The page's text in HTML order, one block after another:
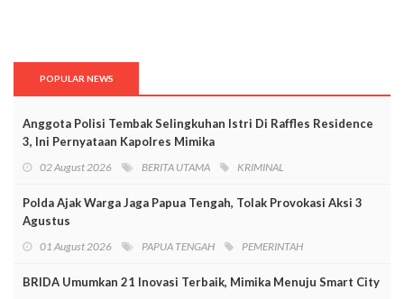
POPULAR NEWS
Anggota Polisi Tembak Selingkuhan Istri Di Raffles Residence
3, Ini Pernyataan Kapolres Mimika
02 August 2026 BERITA UTAMA KRIMINAL
Polda Ajak Warga Jaga Papua Tengah, Tolak Provokasi Aksi 3
Agustus
01 August 2026 PAPUA TENGAH PEMERINTAH
BRIDA Umumkan 21 Inovasi Terbaik, Mimika Menuju Smart City